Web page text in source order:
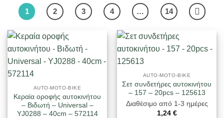
1 2 3 4 … 14
AUTO-MOTO-BIKE
Κεραία οροφής αυτοκινήτου
– Βιδωτή – Universal –
YJ0288 – 40cm – 572114
AUTO-MOTO-BIKE
Σετ συνδετήρες αυτοκινήτου
– 157 – 20pcs – 125613
Διαθέσιμο από 1-3 ημέρες
1,24 €